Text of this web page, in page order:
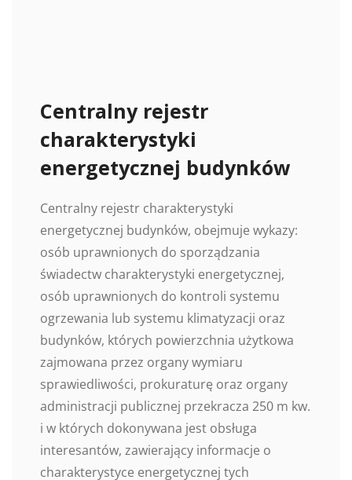
Centralny rejestr
charakterystyki
energetycznej budynków
Centralny rejestr charakterystyki
energetycznej budynków, obejmuje wykazy:
osób uprawnionych do sporządzania
świadectw charakterystyki energetycznej,
osób uprawnionych do kontroli systemu
ogrzewania lub systemu klimatyzacji oraz
budynków, których powierzchnia użytkowa
zajmowana przez organy wymiaru
sprawiedliwości, prokuraturę oraz organy
administracji publicznej przekracza 250 m kw.
i w których dokonywana jest obsługa
interesantów, zawierający informacje o
charakterystyce energetycznej tych